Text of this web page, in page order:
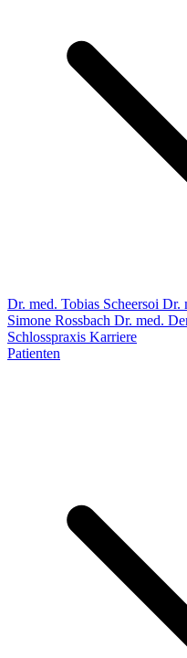
Dr. med. Tobias Scheersoi Dr.
Simone Rossbach Dr. med.
Schlosspraxis Karriere
Patienten